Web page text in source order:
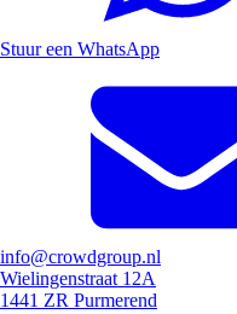
Stuur een WhatsApp
info@crowdgroup.nl
Wielingenstraat 12A
1441 ZR Purmerend